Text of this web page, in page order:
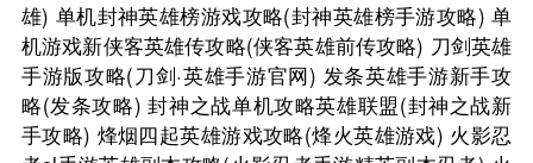
雄) 单机封神英雄榜游戏攻略(封神英雄榜手游攻略) 单
机游戏新侠客英雄传攻略(侠客英雄前传攻略) 刀剑英雄
手游版攻略(刀剑·英雄手游官网) 发条英雄手游新手攻
略(发条攻略) 封神之战单机攻略英雄联盟(封神之战新
手攻略) 烽烟四起英雄游戏攻略(烽火英雄游戏) 火影忍